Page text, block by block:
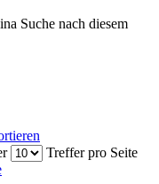
Suche nach diesem
Treffer pro Seite